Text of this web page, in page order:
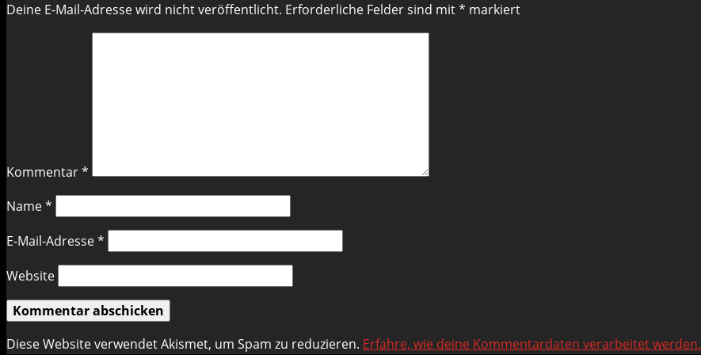
Deine E-Mail-Adresse wird nicht veröffentlicht. Erforderliche Felder sind mit* markiert
Kommentar*
Name*
E-Mail-Adresse*
Website
Diese Website verwendet Akismet, um Spam zu reduzieren. Erfahre, wie deine Kommentardaten verarbeitet werden.